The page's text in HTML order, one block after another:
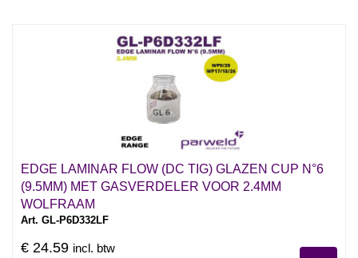
EDGE LAMINAR FLOW (DC TIG) GLAZEN CUP N°6
(9.5MM) MET GASVERDELER VOOR 2.4MM
WOLFRAAM
Art. GL-P6D332LF
€ 24.59 incl. btw